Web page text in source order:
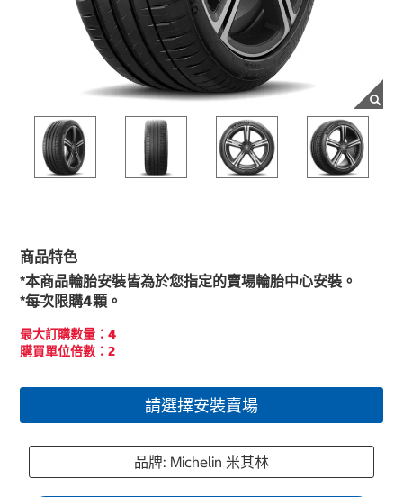
商品特色
*本商品輪胎安裝皆為於您指定的賣場輪胎中心安裝。
*每次限購4顆。
最大訂購數量：4
購買單位倍數：2
請選擇安裝賣場
品牌: Michelin 米其林